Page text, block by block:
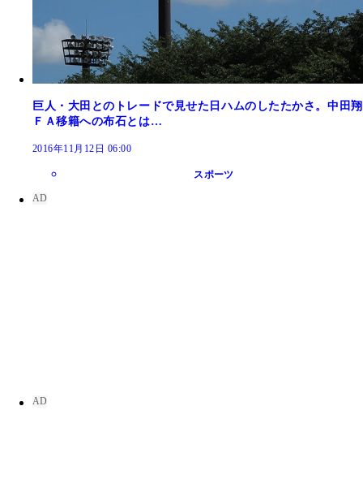
巨人・大田とのトレードで見せた日ハムのしたたかさ。中田翔
ＦＡ移籍への布石とは…
2016年11月12日 06:00
スポーツ